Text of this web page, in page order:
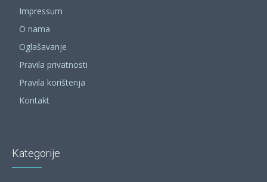
Impressum
O nama
Oglašavanje
Pravila privatnosti
Pravila korištenja
Kontakt
Kategorije